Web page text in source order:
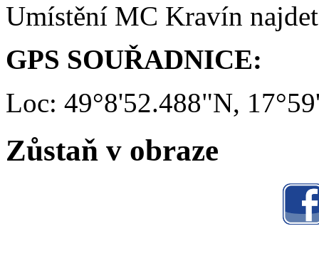
Umístění MC Kravín
GPS SOUŘADNICE:
Loc: 49°8'52.488"N,
Zůstaň v obraze